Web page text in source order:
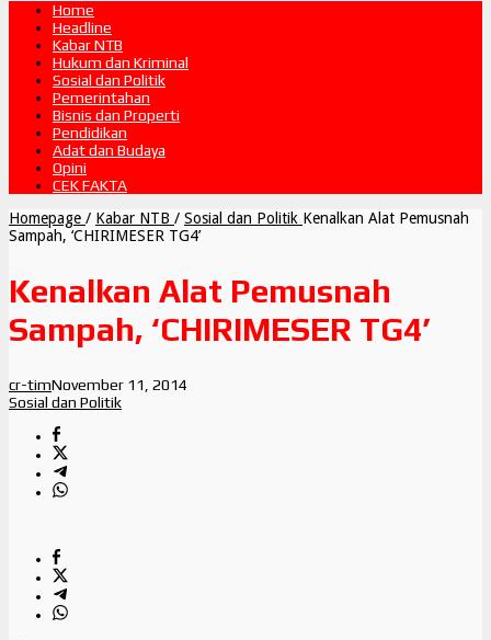
Home
Headline
Kabar NTB
Hukum dan Kriminal
Sosial dan Politik
Pemerintahan
Bisnis dan Properti
Pendidikan
Adat dan Budaya
Opini
CEK FAKTA
Homepage / Kabar NTB / Sosial dan Politik Kenalkan Alat Pemusnah
Sampah, ‘CHIRIMESER TG4’
Kenalkan Alat Pemusnah
Sampah, ‘CHIRIMESER TG4’
cr-timNovember 11, 2014
Sosial dan Politik